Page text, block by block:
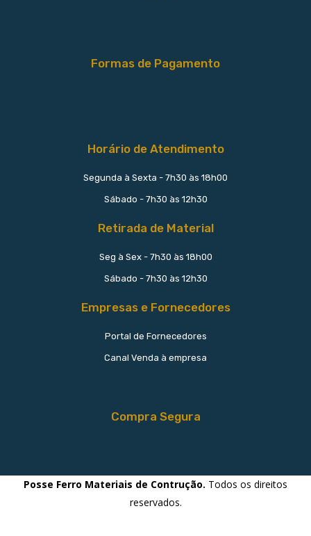
Formas de Pagamento
Horário de Atendimento
Segunda à Sexta - 7h30 às 18h00
Sábado - 7h30 às 12h30
Retirada de Material
Seg à Sex - 7h30 às 18h00
Sábado - 7h30 às 12h30
Empresas e Fornecedores
Portal de Fornecedores
Canal Venda à empresa
Compra Segura
Posse Ferro Materiais de Contrução. Todos os direitos
reservados.